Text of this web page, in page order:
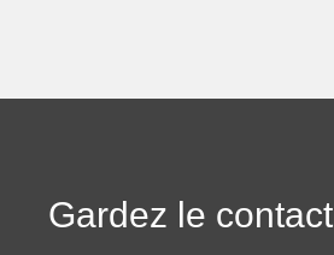
Gardez le contact